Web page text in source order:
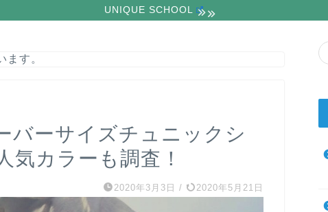
UNIQUE SCHOOL
す。
バーサイズチュニックシ
気カラーも調査！
2020年3月3日 / 2020年5月21日